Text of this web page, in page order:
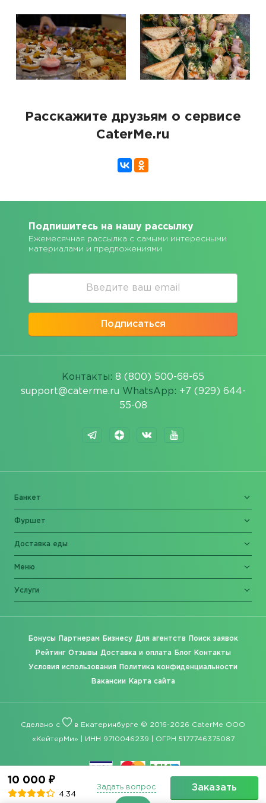
10 000 ₽
4.34
Заказать
Задать вопрос
Расскажите друзьям о сервисе
CaterMe.ru
Подпишитесь на нашу рассылку
Ежемесячная рассылка с самыми интересными
материалами и предложениями
Подписаться
Контакты: 8 (800) 500-68-65
support@caterme.ru WhatsApp: +7 (929) 644-
55-08
Банкет
Фуршет
Доставка еды
Меню
Услуги
Бонусы Партнерам Бизнесу Для агентств Поиск заявок
Рейтинг Отзывы Доставка и оплата Блог Контакты
Условия использования Политика конфиденциальности
Вакансии Карта сайта
Сделано с в Екатеринбурге © 2016-2026 CaterMe ООО
«КейтерМи» | ИНН 9710046239 | ОГРН 5177746375087